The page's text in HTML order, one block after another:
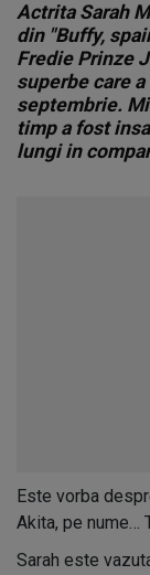
Actrita Sarah
din "Buffy,
Fredie Prinze
superbe care
septembrie.
timp a fost
lungi in
Este vorba
Akita, pe nume…
Sarah este